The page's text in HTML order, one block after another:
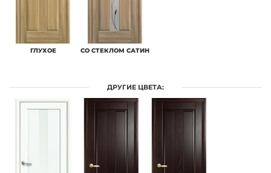
ГЛУХОЕ СО СТЕКЛОМ САТИН
ДРУГИЕ ЦВЕТА: